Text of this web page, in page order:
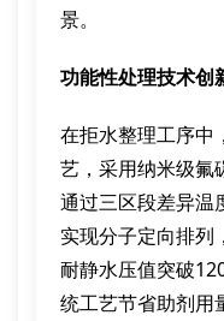
景。
功能性处理技术创
在拒水整理工序中
艺，采用纳米级氟
通过三区段差异
实现分子定向排列
耐静水压值突破
统工艺节省助剂用